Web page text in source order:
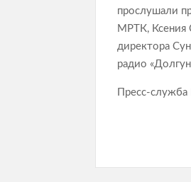
прослушали
МРТК, Ксения
директора
радио
Пресс-